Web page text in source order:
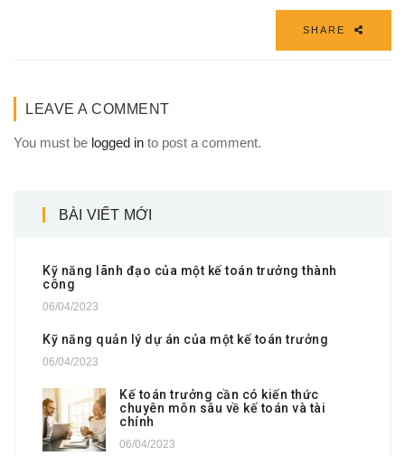
SHARE
LEAVE A COMMENT
You must be logged in to post a comment.
BÀI VIẾT MỚI
Kỹ năng lãnh đạo của một kế toán trưởng thành
công
06/04/2023
Kỹ năng quản lý dự án của một kế toán trưởng
06/04/2023
Kế toán trưởng cần có kiến thức
chuyên môn sâu về kế toán và tài
chính
06/04/2023